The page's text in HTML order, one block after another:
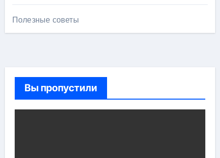
Полезные советы
Вы пропустили